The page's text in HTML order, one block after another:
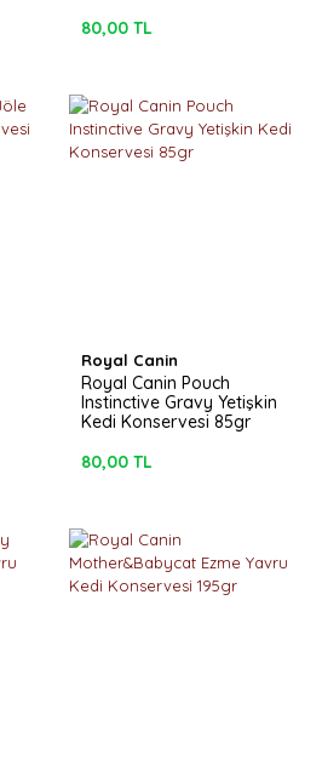
80,00 TL
Royal Canin
Royal Canin Pouch
Instinctive Gravy Yetişkin
Kedi Konservesi 85gr
80,00 TL